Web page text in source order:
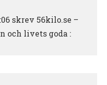
skrev 56kilo.se –
och livets goda :